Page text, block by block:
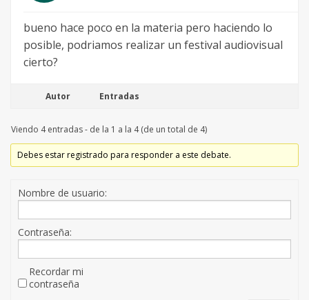
bueno hace poco en la materia pero haciendo lo
posible, podriamos realizar un festival audiovisual
cierto?
Autor Entradas
Viendo 4 entradas - de la 1 a la 4 (de un total de 4)
Debes estar registrado para responder a este debate.
Nombre de usuario:
Contraseña:
Recordar mi
contraseña